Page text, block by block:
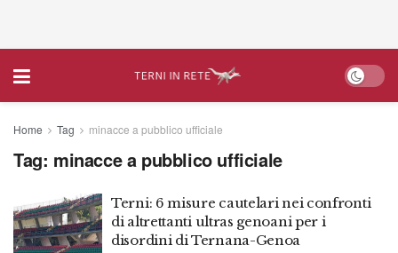
Home Tag minacce a pubblico ufficiale
Tag: minacce a pubblico ufficiale
Terni: 6 misure cautelari nei confronti
di altrettanti ultras genoani per i
disordini di Ternana-Genoa